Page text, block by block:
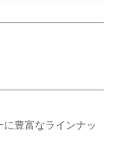
豊富なラインナッ